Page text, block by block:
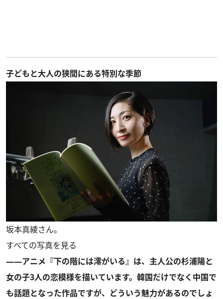
子どもと大人の狭間にある特別な季節
坂本真綾さん。
すべての写真を見る
――アニメ『下の階には澪がいる』は、主人公の杉浦陽と
女の子3人の恋模様を描いています。韓国だけでなく中国で
も話題となった作品ですが、どういう魅力があるのでしょ